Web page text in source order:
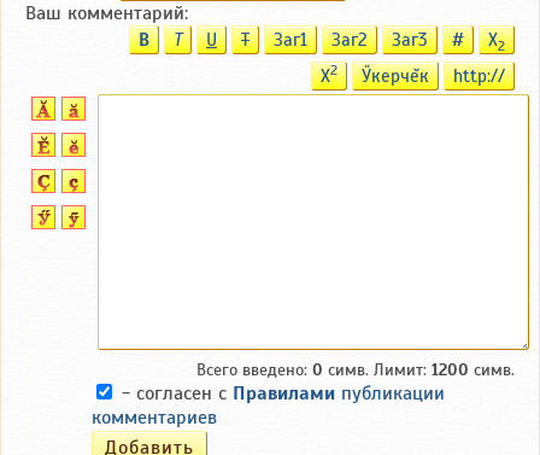
Ваш комментарий:
B T U T Заг1 Заг2 Заг3 # X2
X2 Ӳкерчĕк http://
Всего введено: 0 симв. Лимит: 1200 симв.
- согласен с Правилами публикации
комментариев